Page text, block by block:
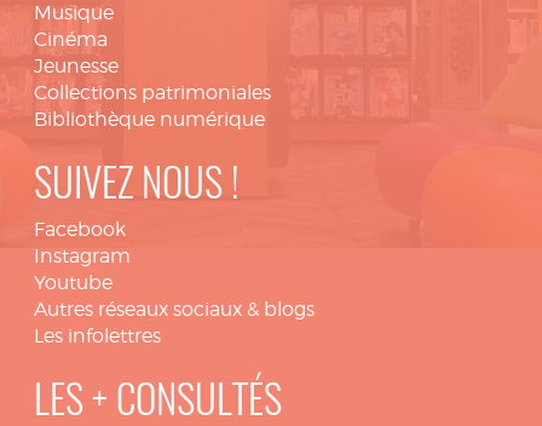
Musique
Cinéma
Jeunesse
Collections patrimoniales
Bibliothèque numérique
SUIVEZ NOUS !
Facebook
Instagram
Youtube
Autres réseaux sociaux & blogs
Les infolettres
LES + CONSULTÉS